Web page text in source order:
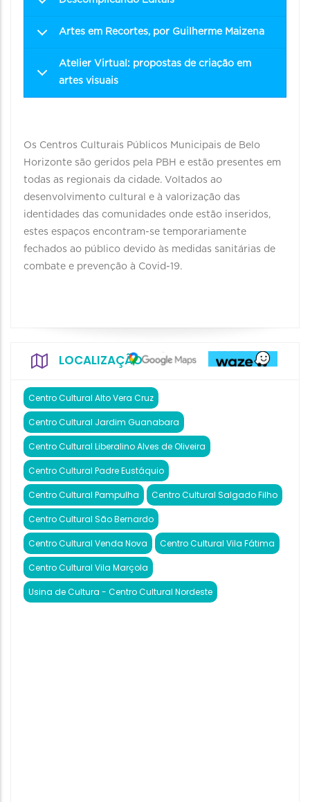
Artes em Recortes, por Guilherme Maizena
Atelier Virtual: propostas de criação em
artes visuais
Os Centros Culturais Públicos Municipais de Belo
Horizonte são geridos pela PBH e estão presentes em
todas as regionais da cidade. Voltados ao
desenvolvimento cultural e à valorização das
identidades das comunidades onde estão inseridos,
estes espaços encontram-se temporariamente
fechados ao público devido às medidas sanitárias de
combate e prevenção à Covid-19.
LOCALIZAÇÃO
Centro Cultural Alto Vera Cruz
Centro Cultural Jardim Guanabara
Centro Cultural Liberalino Alves de Oliveira
Centro Cultural Padre Eustáquio
Centro Cultural Pampulha Centro Cultural Salgado Filho
Centro Cultural São Bernardo
Centro Cultural Venda Nova Centro Cultural Vila Fátima
Centro Cultural Vila Marçola
Usina de Cultura - Centro Cultural Nordeste